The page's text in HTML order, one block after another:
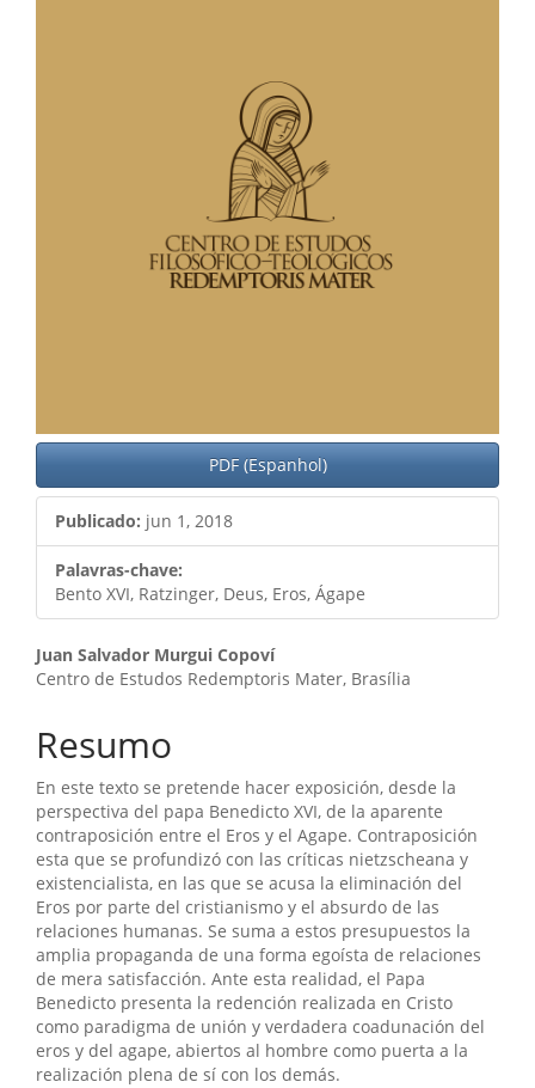
PDF (Espanhol)
Publicado: jun 1, 2018
Palavras-chave:
Bento XVI, Ratzinger, Deus, Eros, Ágape
Conteúdo
do
artigo
principal
Juan Salvador Murgui Copoví
Centro de Estudos Redemptoris Mater, Brasília
Resumo
En este texto se pretende hacer exposición, desde la
perspectiva del papa Benedicto XVI, de la aparente
contraposición entre el Eros y el Agape. Contraposición
esta que se profundizó con las críticas nietzscheana y
existencialista, en las que se acusa la eliminación del
Eros por parte del cristianismo y el absurdo de las
relaciones humanas. Se suma a estos presupuestos la
amplia propaganda de una forma egoísta de relaciones
de mera satisfacción. Ante esta realidad, el Papa
Benedicto presenta la redención realizada en Cristo
como paradigma de unión y verdadera coadunación del
eros y del agape, abiertos al hombre como puerta a la
realización plena de sí con los demás.